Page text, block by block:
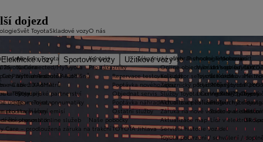
Elektrické vozy Sportovní vozy
Užitkové vozyVybrat vhodné financování
Vybrat vhodné
Toyota Kredit
Toyota Easy
Leasing KINTO One
zimních kol
na rok ZDARMA
Extracare
pro starší vozy
pneumatik
Care – prodloužená záruka na trakční
Zákaznická zóna
Online objednání do servisu
Kalkulátor servisních úkonů
Zákaznický portál Moje Toyota
Služby Toyota Connected/MyToyota
Aktualizace zařízení Touch 2 s
Záruka na nové vozidlo a asistenční
Aktualizace map
Servisní historie vozidel
Toyota potvrzení / schválení /
T-mate
Toyota Connected/MyToyota
CarPlay™ a Android Auto™
e-Call
u Toyoty
údaje – emise, pneumatiky
metodika měření emisí
dosutpnosti online služeb
Technologie pohonu
Let's go beyond
Elektrifikované
Plně hybridní
Vodíkový palivový
Plug-in hybrid
Bateriové
Lídr v
Svět Toyota
Novinky Toyota
Kariéra
Výtvarná soutěž Auto Snů
Lovci Kilometrů
Olympijské partnerství
Team Toyota
Motorsport
GR
Skladové vozyO nás
Kontakt
Pro zákazníky
Rezervace testovací jízdy
Poptávka nového vozu
Objednat servis
Poptávka náhradních dílů a příslušenství
Ostatní služby
Naše pobočky
TOYOTA Jihlava
dojezd